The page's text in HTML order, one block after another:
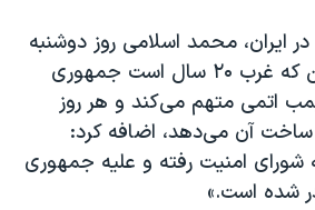
رهبری ایران
نوبل صلح
«سی‌پک»
ایران، محمد اسلامی روز دوشنبه
سوم مرداد با بیان این که غرب ۲۰ سال است جمهوری
اتمی متهم می‌کند و هر روز
آن می‌دهد، اضافه کرد:
شورای امنیت رفته و علیه جمهوری
شده است.»